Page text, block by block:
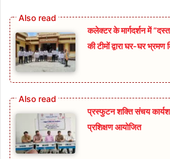
कलेक्टर के मार्गदर्शन में
की टीमों द्वारा घर-घर भ्रमण
प्रस्फुटन शक्ति संचय
प्रशिक्षण आयोजित